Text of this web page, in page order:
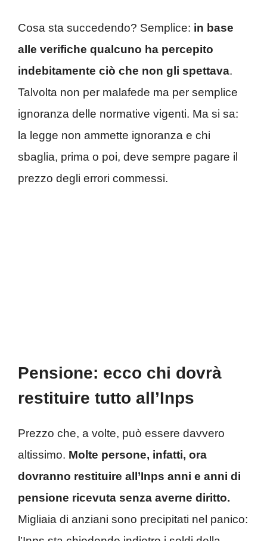
Cosa sta succedendo? Semplice: in base
alle verifiche qualcuno ha percepito
indebitamente ciò che non gli spettava.
Talvolta non per malafede ma per semplice
ignoranza delle normative vigenti. Ma si sa:
la legge non ammette ignoranza e chi
sbaglia, prima o poi, deve sempre pagare il
prezzo degli errori commessi.
Pensione: ecco chi dovrà
restituire tutto all’Inps
Prezzo che, a volte, può essere davvero
altissimo. Molte persone, infatti, ora
dovranno restituire all’Inps anni e anni di
pensione ricevuta senza averne diritto.
Migliaia di anziani sono precipitati nel panico: